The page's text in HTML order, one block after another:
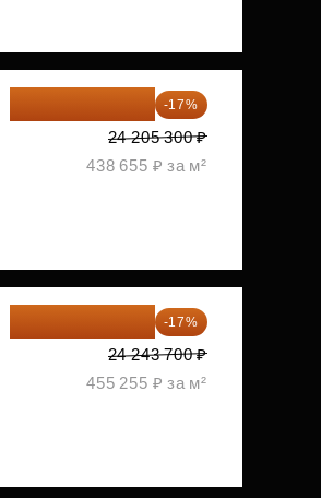
-17%
24 205 300 ₽
438 655 ₽ за м²
-17%
24 243 700 ₽
455 255 ₽ за м²